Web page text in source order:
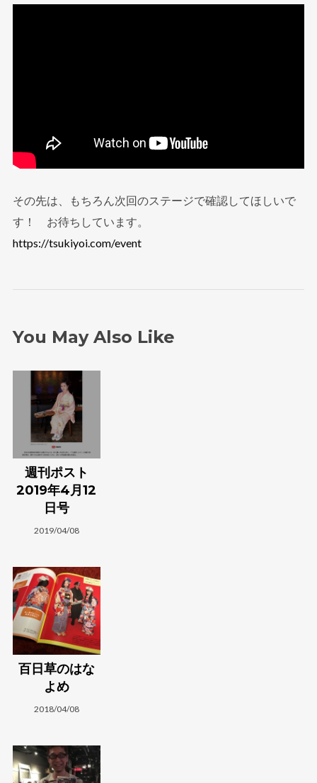
その先は、もちろん次回のステージで確認してほしいで
す！ お待ちしています。
https://tsukiyoi.com/event
You May Also Like
週刊ポスト
2019年4月12
日号
2019/04/08
百日草のはな
よめ
2018/04/08